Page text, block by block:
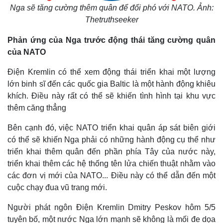
Thế giới
Hồ sơ
Multimedia
Video
E-Magazine
Nga sẽ tăng cường thêm quân để đối phó với NATO. Ảnh:
Thetruthseeker
Phản ứng của Nga trước động thái tăng cường quân
của NATO
Điện Kremlin có thể xem động thái triển khai một lượng
lớn binh sĩ đến các quốc gia Baltic là một hành động khiêu
khích. Điều này rất có thể sẽ khiến tình hình tại khu vực
thêm căng thẳng
Bên cạnh đó, việc NATO triển khai quân áp sát biên giới
có thể sẽ khiến Nga phải có những hành động cụ thể như
triển khai thêm quân đến phần phía Tây của nước này,
triển khai thêm các hệ thống tên lửa chiến thuật nhằm vào
các đơn vị mới của NATO... Điều này có thể dẫn đến một
cuộc chạy đua vũ trang mới.
Người phát ngôn Điện Kremlin Dmitry Peskov hôm 5/5
tuyên bố, một nước Nga lớn mạnh sẽ không là mối đe dọa